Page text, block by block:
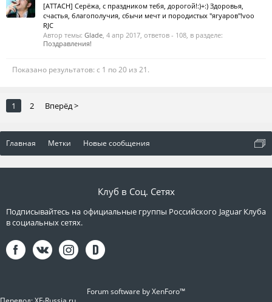
[ATTACH] Серёжа, с праздником тебя, дорогой!:)+:) Здоровья,
счастья, благополучия, сбычи мечт и породистых "ягуаров"!voo
RJC
Автор темы: Glade, 4 апр 2017, ответов - 108, в разделе:
Поздравления!
Показано результатов: с 1 по 20 из 21.
1 2 Вперёд >
Главная Метки Новые сообщения
Клуб в Соц. Сетях
Подписывайтесь на официальные группы Российского Jaguar Клуба
в социальных сетях.
Forum software by XenForo™